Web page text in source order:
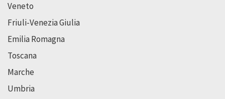
Veneto
Friuli-Venezia Giulia
Emilia Romagna
Toscana
Marche
Umbria